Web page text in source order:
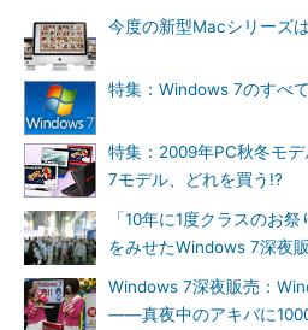
今度の新型Macシリーズ
特集：Windows 7のすべて
特集：2009年PC秋冬モ
7モデル、どれを買う!?
「10年に1度クラスのお
をみせたWindows 7深夜
Windows 7深夜販売：
――真夜中のアキバに